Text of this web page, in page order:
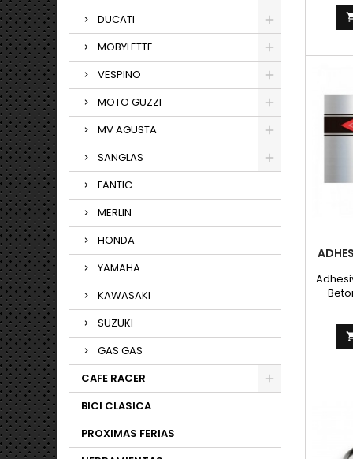
DUCATI
MOBYLETTE
VESPINO
MOTO GUZZI
MV AGUSTA
SANGLAS
FANTIC
MERLIN
HONDA
YAMAHA
KAWASAKI
SUZUKI
GAS GAS
CAFE RACER
BICI CLASICA
PROXIMAS FERIAS
/
como